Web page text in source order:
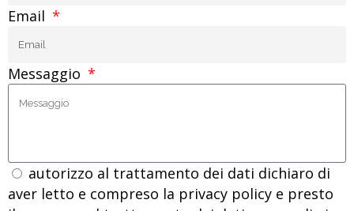
Email
Messaggio
autorizzo al trattamento dei dati dichiaro di
aver letto e compreso la privacy policy e presto